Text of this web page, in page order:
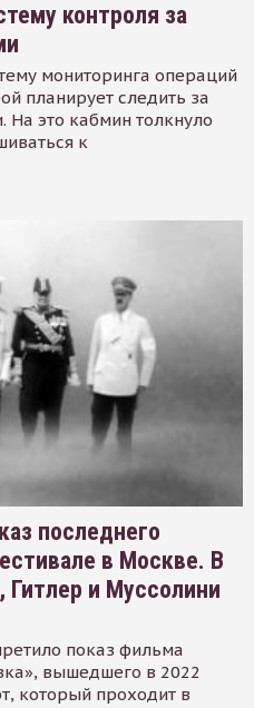
контроля за
мониторинга операций
планирует следить за
На это кабмин толкнуло
к
последнего
в Москве. В
и Муссолини
показ фильма
вышедшего в 2022
который проходит в